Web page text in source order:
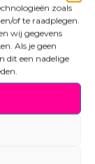
zoals
of te raadplegen.
wij gegevens
Als je geen
dit een nadelige